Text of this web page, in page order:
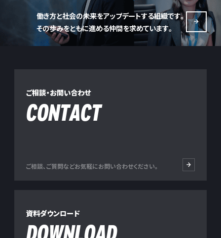
働き方と社会の未来をアップデートする組織です。
その歩みをともに進める仲間を求めています。
ご相談・お問い合わせ
CONTACT
ご相談、ご質問などお気軽にお問い合わせください。
資料ダウンロード